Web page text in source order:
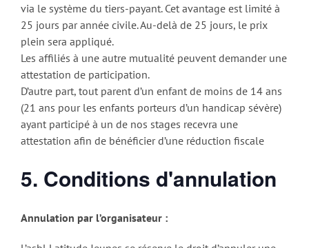
via le système du tiers-payant. Cet avantage est limité à
25 jours par année civile. Au-delà de 25 jours, le prix
plein sera appliqué.
Les affiliés à une autre mutualité peuvent demander une
attestation de participation.
D’autre part, tout parent d’un enfant de moins de 14 ans
(21 ans pour les enfants porteurs d’un handicap sévère)
ayant participé à un de nos stages recevra une
attestation afin de bénéficier d’une réduction fiscale
5. Conditions d'annulation
Annulation par l’organisateur :